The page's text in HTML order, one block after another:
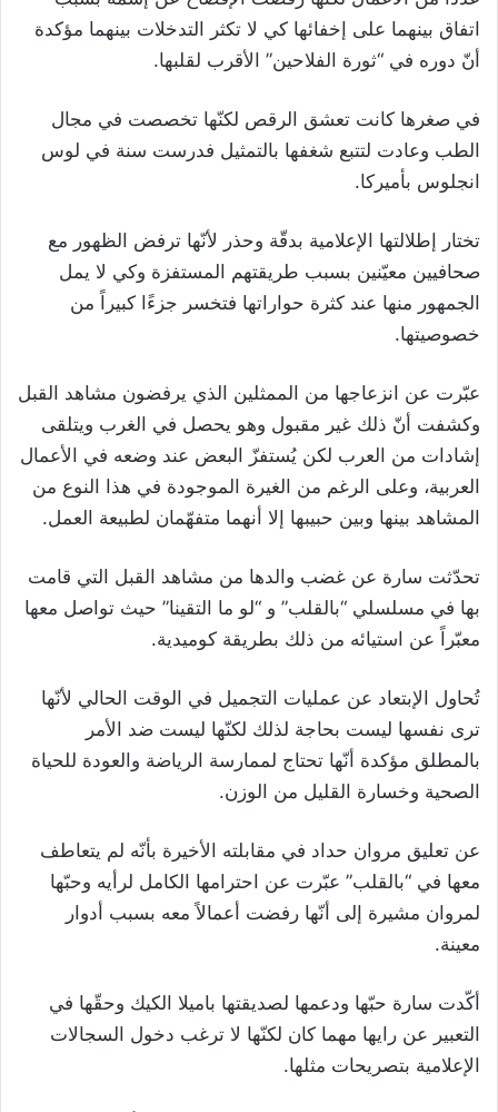
اتفاق بينهما على إخفائها كي لا تكثر التدخلات بينهما مؤكدة
أنّ دوره في “ثورة الفلاحين” الأقرب لقلبها.
في صغرها كانت تعشق الرقص لكنّها تخصصت في مجال
الطب وعادت لتتبع شغفها بالتمثيل فدرست سنة في لوس
انجلوس بأميركا.
تختار إطلالتها الإعلامية بدقّة وحذر لأنّها ترفض الظهور مع
صحافيين معيّنين بسبب طريقتهم المستفزة وكي لا يمل
الجمهور منها عند كثرة حواراتها فتخسر جزءًا كبيراً من
خصوصيتها.
عبّرت عن انزعاجها من الممثلين الذي يرفضون مشاهد القبل
وكشفت أنّ ذلك غير مقبول وهو يحصل في الغرب ويتلقى
إشادات من العرب لكن يُستفزّ البعض عند وضعه في الأعمال
العربية، وعلى الرغم من الغيرة الموجودة في هذا النوع من
المشاهد بينها وبين حبيبها إلا أنهما متفهّمان لطبيعة العمل.
تحدّثت سارة عن غضب والدها من مشاهد القبل التي قامت
بها في مسلسلي “بالقلب” و “لو ما التقينا” حيث تواصل معها
معبّراً عن استيائه من ذلك بطريقة كوميدية.
تُحاول الإبتعاد عن عمليات التجميل في الوقت الحالي لأنّها
ترى نفسها ليست بحاجة لذلك لكنّها ليست ضد الأمر
بالمطلق مؤكدة أنّها تحتاج لممارسة الرياضة والعودة للحياة
الصحية وخسارة القليل من الوزن.
عن تعليق مروان حداد في مقابلته الأخيرة بأنّه لم يتعاطف
معها في “بالقلب” عبّرت عن احترامها الكامل لرأيه وحبّها
لمروان مشيرة إلى أنّها رفضت أعمالاً معه بسبب أدوار
معينة.
أكّدت سارة حبّها ودعمها لصديقتها باميلا الكيك وحقّها في
التعبير عن رايها مهما كان لكنّها لا ترغب دخول السجالات
الإعلامية بتصريحات مثلها.